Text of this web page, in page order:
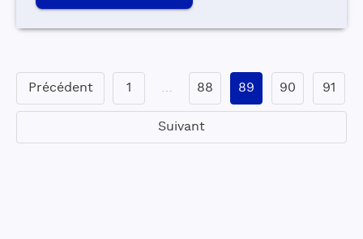
Précédent 1 … 88 89 90 91
Suivant